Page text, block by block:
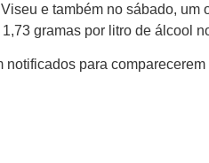
e também no sábado,
gramas por litro de álcool
notificados para